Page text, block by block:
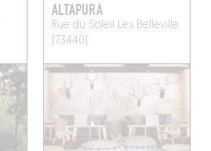
ALTAPURA
Rue du Soleil Les Belleville
(73440)